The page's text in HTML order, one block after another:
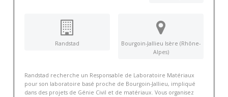
Randstad
Bourgoin-Jallieu Isère (Rhône-
Alpes)
Randstad recherche un Responsable de Laboratoire Matériaux
pour son laboratoire basé proche de Bourgoin-Jallieu, impliqué
dans des projets de Génie Civil et de matériaux. Vous organisez